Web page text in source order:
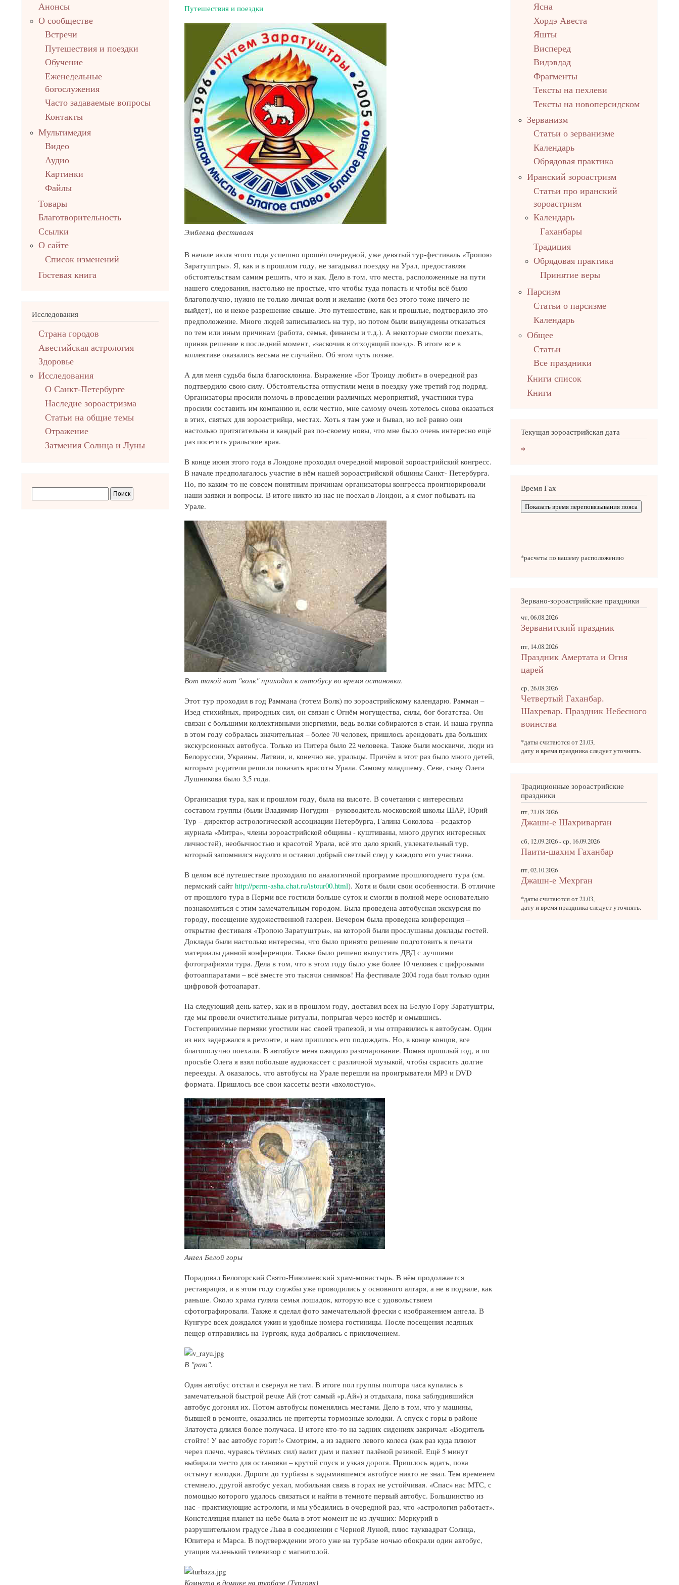
Путешествия и поездки
Эмблема фестиваля
В начале июля этого года успешно прошёл очередной, уже девятый тур-фестиваль «Тропою
Заратуштры». Я, как и в прошлом году, не загадывал поездку на Урал, предоставляя
обстоятельствам самим решить, что и как. Дело в том, что места, расположенные на пути
нашего следования, настолько не простые, что чтобы туда попасть и чтобы всё было
благополучно, нужно не только личная воля и желание (хотя без этого тоже ничего не
выйдет), но и некое разрешение свыше. Это путешествие, как и прошлые, подтвердило это
предположение. Много людей записывались на тур, но потом были вынуждены отказаться
по тем или иным причинам (работа, семья, финансы и т.д.). А некоторые смогли поехать,
приняв решение в последний момент, «заскочив в отходящий поезд». В итоге все в
коллективе оказались весьма не случайно. Об этом чуть позже.
А для меня судьба была благосклонна. Выражение «Бог Троицу любит» в очередной раз
подтвердило свою силу. Обстоятельства отпустили меня в поездку уже третий год подряд.
Организаторы просили помочь в проведении различных мероприятий, участники тура
просили составить им компанию и, если честно, мне самому очень хотелось снова оказаться
в этих, святых для зороастрийца, местах. Хоть я там уже и бывал, но всё равно они
настолько притягательны и каждый раз по-своему новы, что мне было очень интересно ещё
раз посетить уральские края.
В конце июня этого года в Лондоне проходил очередной мировой зороастрийский конгресс.
В начале предполагалось участие в нём нашей зороастрийской общины Санкт- Петербурга.
Но, по каким-то не совсем понятным причинам организаторы конгресса проигнорировали
наши заявки и вопросы. В итоге никто из нас не поехал в Лондон, а я смог побывать на
Урале.
Вот такой вот "волк" приходил к автобусу во время остановки.
Этот тур проходил в год Раммана (тотем Волк) по зороастрийскому календарю. Рамман –
Изед стихийных, природных сил, он связан с Огнём могущества, силы, бог богатства. Он
связан с большими коллективными энергиями, ведь волки собираются в стаи. И наша группа
в этом году собралась значительная – более 70 человек, пришлось арендовать два больших
экскурсионных автобуса. Только из Питера было 22 человека. Также были москвичи, люди из
Белоруссии, Украины, Латвии, и, конечно же, уральцы. Причём в этот раз было много детей,
которым родители решили показать красоты Урала. Самому младшему, Севе, сыну Олега
Лушникова было 3,5 года.
Организация тура, как и прошлом году, была на высоте. В сочетании с интересным
составом группы (были Владимир Погудин – руководитель московской школы ШАР, Юрий
Тур – директор астрологической ассоциации Петербурга, Галина Соколова – редактор
журнала «Митра», члены зороастрийской общины - куштиваны, много других интересных
личностей), необычностью и красотой Урала, всё это дало яркий, увлекательный тур,
который запомнился надолго и оставил добрый светлый след у каждого его участника.
В целом всё путешествие проходило по аналогичной программе прошлогоднего тура (см.
пермский сайт http://perm-asha.chat.ru/istour00.html). Хотя и были свои особенности. В отличие
от прошлого тура в Перми все гостили больше суток и смогли в полной мере основательно
познакомиться с этим замечательным городом. Была проведена автобусная экскурсия по
городу, посещение художественной галереи. Вечером была проведена конференция –
открытие фестиваля «Тропою Заратуштры», на которой были прослушаны доклады гостей.
Доклады были настолько интересны, что было принято решение подготовить к печати
материалы данной конференции. Также было решено выпустить ДВД с лучшими
фотографиями тура. Дела в том, что в этом году было уже более 10 человек с цифровыми
фотоаппаратами – всё вместе это тысячи снимков! На фестивале 2004 года был только один
цифровой фотоапарат.
На следующий день катер, как и в прошлом году, доставил всех на Белую Гору Заратуштры,
где мы провели очистительные ритуалы, попрыгав через костёр и омывшись.
Гостеприимные пермяки угостили нас своей трапезой, и мы отправились к автобусам. Один
из них задержался в ремонте, и нам пришлось его подождать. Но, в конце концов, все
благополучно поехали. В автобусе меня ожидало разочарование. Помня прошлый год, и по
просьбе Олега я взял побольше аудиокассет с различной музыкой, чтобы скрасить долгие
переезды. А оказалось, что автобусы на Урале перешли на проигрыватели МР3 и DVD
формата. Пришлось все свои кассеты везти «вхолостую».
Ангел Белой горы
Порадовал Белогорский Свято-Николаевский храм-монастырь. В нём продолжается
реставрация, и в этом году службы уже проводились у основного алтаря, а не в подвале, как
раньше. Около храма гуляла семья лошадок, которую все с удовольствием
сфотографировали. Также я сделал фото замечательной фрески с изображением ангела. В
Кунгуре всех дождался ужин и удобные номера гостиницы. После посещения ледяных
пещер отправились на Тургояк, куда добрались с приключением.
В "раю".
Один автобус отстал и свернул не там. В итоге пол группы полтора часа купалась в
замечательной быстрой речке Ай (тот самый «р.Ай») и отдыхала, пока заблудившийся
автобус догонял их. Потом автобусы поменялись местами. Дело в том, что у машины,
бывшей в ремонте, оказались не притерты тормозные колодки. А спуск с горы в районе
Златоуста длился более получаса. В итоге кто-то на задних сидениях закричал: «Водитель
стойте! У вас автобус горит!» Смотрим, а из заднего левого колеса (как раз куда плюют
через плечо, чураясь тёмных сил) валит дым и пахнет палёной резиной. Ещё 5 минут
выбирали место для остановки – крутой спуск и узкая дорога. Пришлось ждать, пока
остынут колодки. Дороги до турбазы в задымившемся автобусе никто не знал. Тем временем
стемнело, другой автобус уехал, мобильная связь в горах не устойчивая. «Спас» нас МТС, с
помощью которого удалось связаться и найти в темноте первый автобус. Большинство из
нас - практикующие астрологи, и мы убедились в очередной раз, что «астрология работает».
Констелляция планет на небе была в этот момент не из лучших: Меркурий в
разрушительном градусе Льва в соединении с Черной Луной, плюс тауквадрат Солнца,
Юпитера и Марса. В подтверждении этого уже на турбазе ночью обокрали один автобус,
утащив маленький телевизор с магнитолой.
Комната в домике на турбазе (Тургояк)
Анонсы
О сообществе
Встречи
Путешествия и поездки
Обучение
Еженедельные
богослужения
Часто задаваемые вопросы
Контакты
Мультимедия
Видео
Аудио
Картинки
Файлы
Товары
Благотворительность
Ссылки
О сайте
Список изменений
Гостевая книга
Исследования
Страна городов
Авестийская астрология
Здоровье
Исследования
О Санкт-Петербурге
Наследие зороастризма
Cтатьи на общие темы
Отражение
Затмения Солнца и Луны
Ясна
Хордэ Авеста
Яшты
Висперед
Видэвдад
Фрагменты
Тексты на пехлеви
Тексты на новоперсидском
Зерванизм
Статьи о зерванизме
Календарь
Обрядовая практика
Иранский зороастризм
Статьи про иранский
зороастризм
Календарь
Гаханбары
Традиция
Обрядовая практика
Принятие веры
Парсизм
Статьи о парсизме
Календарь
Общее
Статьи
Все праздники
Книги список
Книги
Текущая зороастрийская дата
*
Время Гах
Показать время переповязывания пояса
*расчеты по вашему расположению
Зервано-зороастрийские праздники
чт, 06.08.2026
Зерванитский праздник
пт, 14.08.2026
Праздник Амертата и Огня
царей
ср, 26.08.2026
Четвертый Гаханбар.
Шахревар. Праздник Небесного
воинства
*даты считаются от 21.03,
дату и время праздника следует уточнять.
Традиционные зороастрийские
праздники
пт, 21.08.2026
Джашн-е Шахриварган
сб, 12.09.2026-ср, 16.09.2026
Паити-шахим Гаханбар
пт, 02.10.2026
Джашн-е Мехрган
*даты считаются от 21.03,
дату и время праздника следует уточнять.